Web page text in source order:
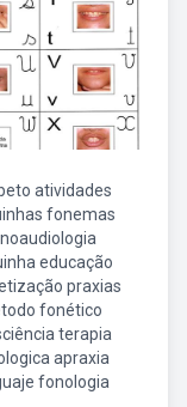
atividades
fonemas
educação
praxias
fonético
terapia
apraxia
fonologia